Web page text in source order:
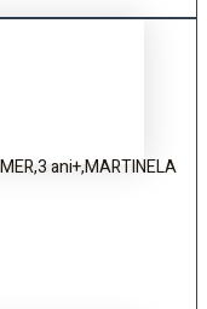
ani+,MARTINELA